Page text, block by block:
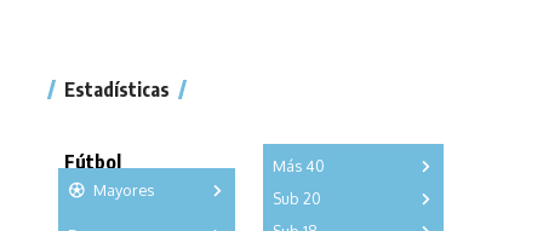
Estadísticas
Fútbol
Mayores
Más 40
Sub 20